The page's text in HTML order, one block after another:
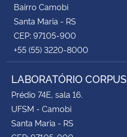
Bairro Camobi
Santa Maria - RS
CEP: 97105-900
+55 (55) 3220-8000
LABORATÓRIO CORPUS
Prédio 74E, sala 16.
UFSM - Camobi
Santa Maria - RS